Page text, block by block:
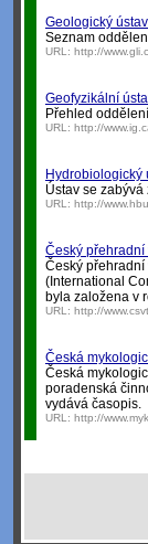
Geologický
Seznam
URL: http://
Geofyzikální
Přehled
URL: http://
Hydrobiologický
Ústav se
URL: http://
Český přehradní
Český
(International
byla založena v
URL: http://
Česká
Česká
poradenská
vydává časopis.
URL: http://